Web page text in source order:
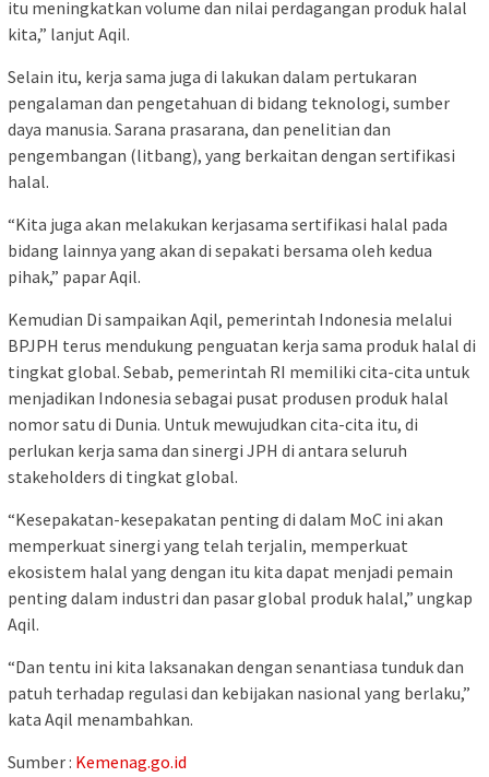
itu meningkatkan volume dan nilai perdagangan produk halal
kita,” lanjut Aqil.
Selain itu, kerja sama juga di lakukan dalam pertukaran
pengalaman dan pengetahuan di bidang teknologi, sumber
daya manusia. Sarana prasarana, dan penelitian dan
pengembangan (litbang), yang berkaitan dengan sertifikasi
halal.
“Kita juga akan melakukan kerjasama sertifikasi halal pada
bidang lainnya yang akan di sepakati bersama oleh kedua
pihak,” papar Aqil.
Kemudian Di sampaikan Aqil, pemerintah Indonesia melalui
BPJPH terus mendukung penguatan kerja sama produk halal di
tingkat global. Sebab, pemerintah RI memiliki cita-cita untuk
menjadikan Indonesia sebagai pusat produsen produk halal
nomor satu di Dunia. Untuk mewujudkan cita-cita itu, di
perlukan kerja sama dan sinergi JPH di antara seluruh
stakeholders di tingkat global.
“Kesepakatan-kesepakatan penting di dalam MoC ini akan
memperkuat sinergi yang telah terjalin, memperkuat
ekosistem halal yang dengan itu kita dapat menjadi pemain
penting dalam industri dan pasar global produk halal,” ungkap
Aqil.
“Dan tentu ini kita laksanakan dengan senantiasa tunduk dan
patuh terhadap regulasi dan kebijakan nasional yang berlaku,”
kata Aqil menambahkan.
Sumber : Kemenag.go.id